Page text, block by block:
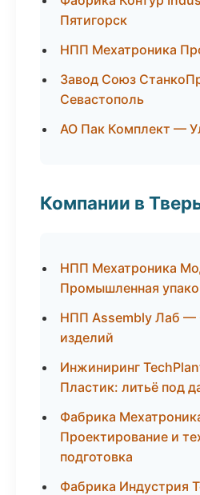
Пятигорск
НПП Мехатроника
Завод Союз
Севастополь
АО Пак Комплект —
Компании в
НПП Мехатроника
Промышленная
НПП Assembly Лаб —
изделий
Инжиниринг
Пластик: литьё под
Фабрика
Проектирование и
подготовка
Фабрика Индустрия